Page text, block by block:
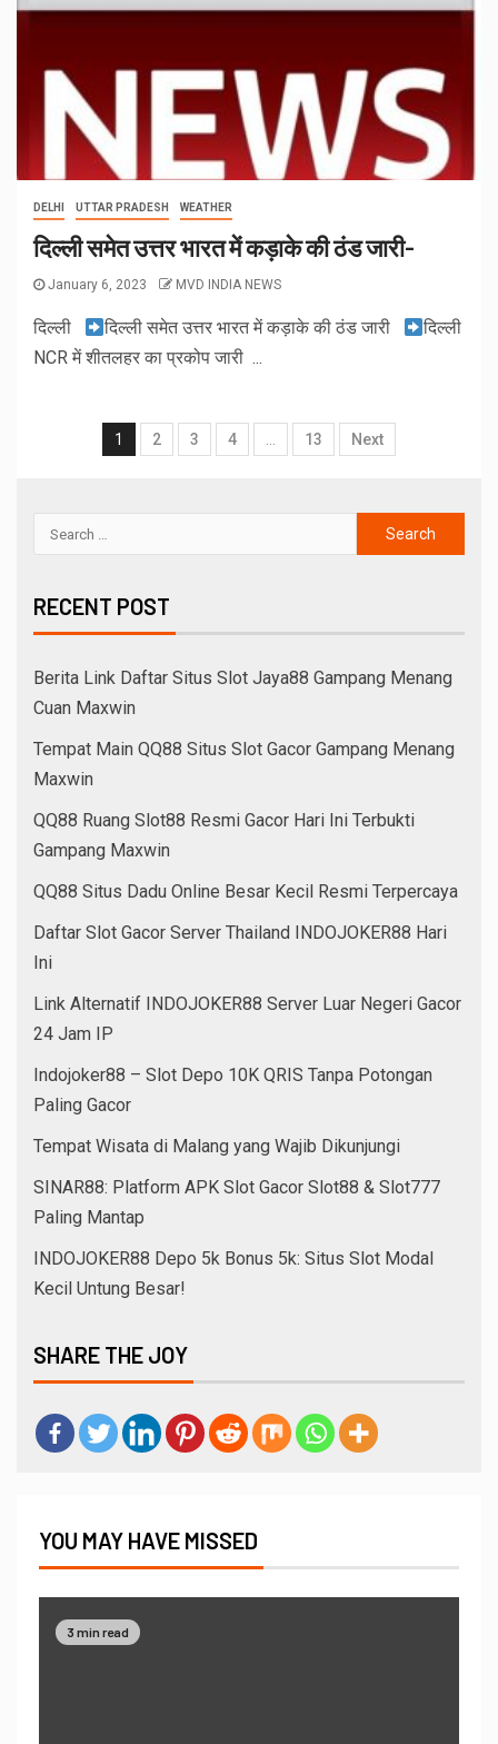
DELHI UTTAR PRADESH WEATHER
दिल्ली समेत उत्तर भारत में कड़ाके की ठंड जारी-
January 6, 2023 MVD INDIA NEWS
दिल्ली दिल्ली समेत उत्तर भारत में कड़ाके की ठंड जारी
दिल्ली
NCR में शीतलहर का प्रकोप जारी ...
1 2 3 4 … 13 Next
RECENT POST
Berita Link Daftar Situs Slot Jaya88 Gampang Menang
Cuan Maxwin
Tempat Main QQ88 Situs Slot Gacor Gampang Menang
Maxwin
QQ88 Ruang Slot88 Resmi Gacor Hari Ini Terbukti
Gampang Maxwin
QQ88 Situs Dadu Online Besar Kecil Resmi Terpercaya
Daftar Slot Gacor Server Thailand INDOJOKER88 Hari
Ini
Link Alternatif INDOJOKER88 Server Luar Negeri Gacor
24 Jam IP
Indojoker88 – Slot Depo 10K QRIS Tanpa Potongan
Paling Gacor
Tempat Wisata di Malang yang Wajib Dikunjungi
SINAR88: Platform APK Slot Gacor Slot88 & Slot777
Paling Mantap
INDOJOKER88 Depo 5k Bonus 5k: Situs Slot Modal
Kecil Untung Besar!
SHARE THE JOY
YOU MAY HAVE MISSED
3 min read